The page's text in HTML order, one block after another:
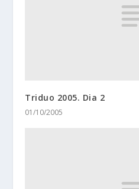
Triduo 2005. Dia 2
01/10/2005